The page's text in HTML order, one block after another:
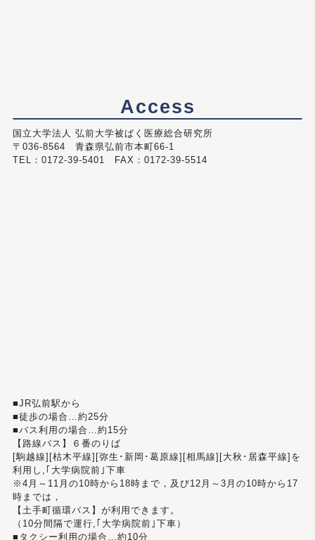
Access
国立大学法人 弘前大学被ばく医療総合研究所
〒036-8564 青森県弘前市本町66-1
TEL：0172-39-5401 FAX：0172-39-5514
■JR弘前駅から
■徒歩の場合…約25分
■バス利用の場合…約15分
【路線バス】６番のりば
[駒越線][枯木平線][弥生･新岡･葛原線][相馬線][大秋･居森平線]を
利用し,｢大学病院前｣下車
※4月～11月の10時から18時まで，及び12月～3月の10時から17
時までは，
【土手町循環バス】が利用できます。
（10分間隔で運行,｢大学病院前｣下車）
■タクシー利用の場合…約10分